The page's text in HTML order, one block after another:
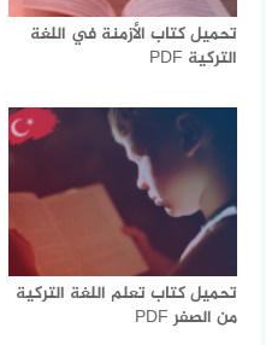
تحميل كتاب الأزمنة في اللغة
التركية PDF
تحميل كتاب تعلم اللغة التركية
من الصفر PDF